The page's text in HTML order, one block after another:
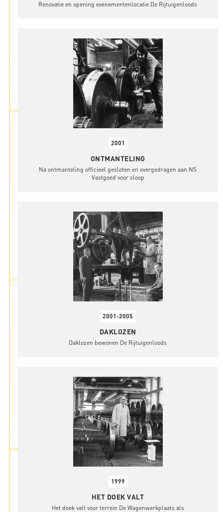
Renovatie en opening evenementenlocatie De Rijtuigenloods
2001
ONTMANTELING
Na ontmanteling officieel gesloten en overgedragen aan NS
Vastgoed voor sloop
2001-2005
DAKLOZEN
Daklozen bewonen De Rijtuigenloods
1999
HET DOEK VALT
Het doek valt voor terrein De Wagenwerkplaats als